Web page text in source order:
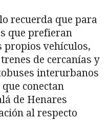
recuerda que para
que prefieran
propios vehículos,
de cercanías y
interurbanos
conectan
de Henares
al respecto